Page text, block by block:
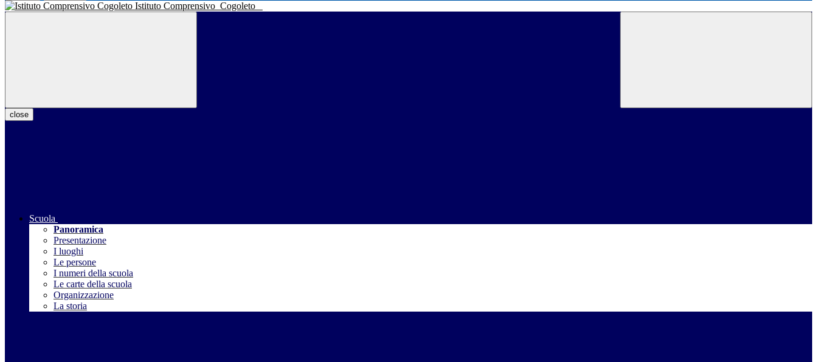
Istituto Comprensivo Cogoleto
close
Scuola
Panoramica
Presentazione
I luoghi
Le persone
I numeri della scuola
Le carte della scuola
Organizzazione
La storia